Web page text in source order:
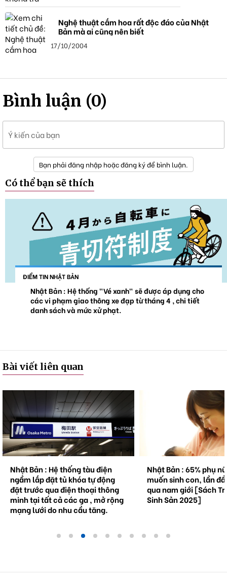
Nghệ thuật cắm hoa rất độc đáo của Nhật
Bản mà ai cũng nên biết
17/10/2004
Bình luận (0)
Ý kiến của bạn
Bạn phải đăng nhập hoặc đăng ký để bình luận.
Có thể bạn sẽ thích
ĐIỂM TIN NHẬT BẢN
Nhật Bản : Hệ thống "Vé xanh" sẽ được áp dụng cho
các vi phạm giao thông xe đạp từ tháng 4 , chi tiết
danh sách và mức xử phạt.
Bài viết liên quan
Nhật Bản : Hệ thống tàu điện
ngầm lắp đặt tủ khóa tự động
đặt trước qua điện thoại thông
minh tại tất cả các ga , mở rộng
mạng lưới do nhu cầu tăng.
Nhật Bản : 65% phụ
muốn sinh con, lần
qua nam giới [Sách
Sinh Sản 2025]